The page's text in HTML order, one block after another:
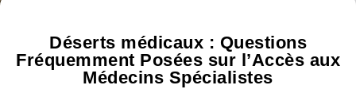
Déserts médicaux : Questions
Fréquemment Posées sur l’Accès aux
Médecins Spécialistes